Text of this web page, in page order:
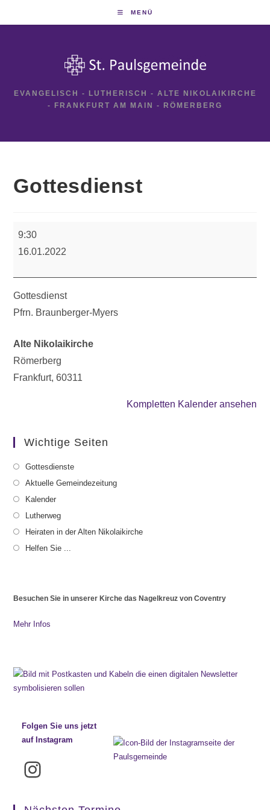
MENÜ
EVANGELISCH - LUTHERISCH - ALTE NIKOLAIKIRCHE
- FRANKFURT AM MAIN - RÖMERBERG
Gottesdienst
9:30
16.01.2022
Gottesdienst
Pfrn. Braunberger-Myers
Alte Nikolaikirche
Römerberg
Frankfurt,60311
Kompletten Kalender ansehen
Wichtige Seiten
Gottesdienste
Aktuelle Gemeindezeitung
Kalender
Lutherweg
Heiraten in der Alten Nikolaikirche
Helfen Sie ...
Besuchen Sie in unserer Kirche das Nagelkreuz von Coventry
Mehr Infos
Folgen Sie uns jetzt
auf Instagram
Instagram